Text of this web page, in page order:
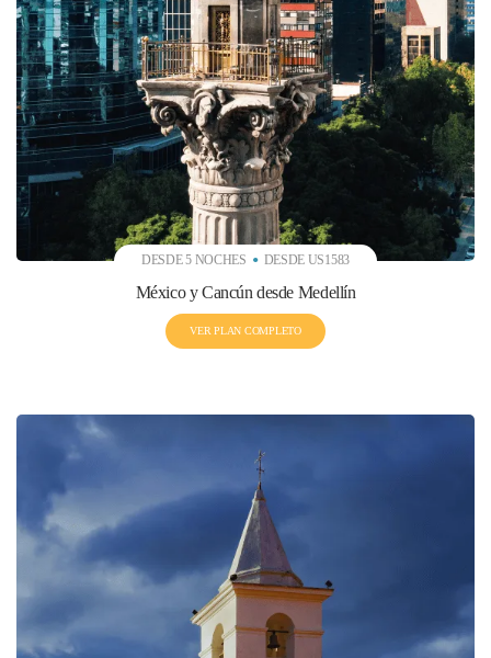
DESDE 5 NOCHES DESDE US1583
México y Cancún desde Medellín
VER PLAN COMPLETO